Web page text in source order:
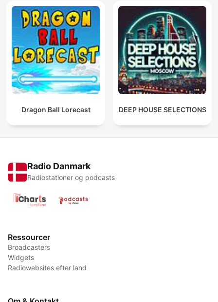
Dragon Ball Lorecast DEEP HOUSE SELECTIONS
Radio Danmark
Radiostationer og podcasts
Ressourcer
Broadcasters
Widgets
Radiowebsites efter land